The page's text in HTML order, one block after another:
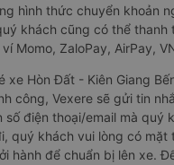
hình thức chuyển khoản
khách cũng có thể thanh
Momo, ZaloPay, AirPay,
xe Hòn Đất - Kiên Giang
công, Vexere sẽ gửi tin
số điện thoại/email mà quý
quý khách vui lòng có mặt
hành để chuẩn bị lên xe.